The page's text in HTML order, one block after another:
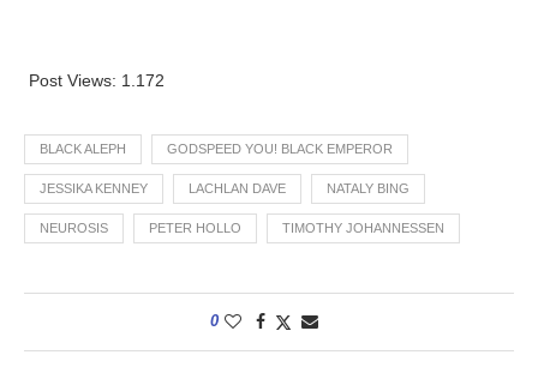
Post Views: 1.172
BLACK ALEPH GODSPEED YOU! BLACK EMPEROR
JESSIKA KENNEY LACHLAN DAVE NATALY BING
NEUROSIS PETER HOLLO TIMOTHY JOHANNESSEN
0